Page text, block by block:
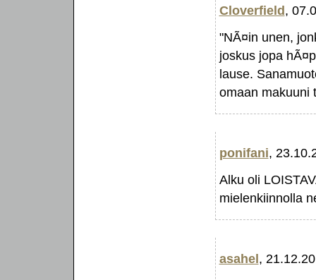
Cloverfield ,
"NÃ¤in unen,
joskus jopa
lause.
omaan makuuni
ponifani,
Alku oli
mielenkiinnolla
asahel ,